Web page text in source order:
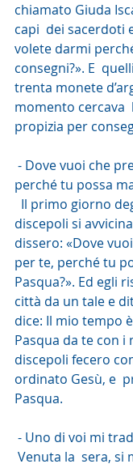
chiamato Giuda
capi  dei sacerdoti
volete darmi
consegni?». E
trenta monete
momento cercava
propizia per
perché tu possa
discepoli si
dissero: «Dove
per te, perché tu
Pasqua?». Ed egli
città da un tale e
dice: Il mio tempo
Pasqua da te con i
discepoli fecero
ordinato Gesù, e
Pasqua.
- Uno di voi mi